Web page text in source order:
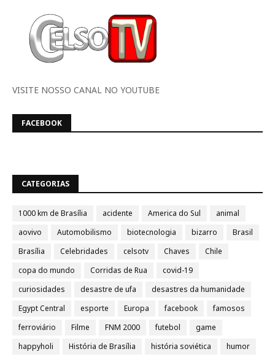
VISITE NOSSO CANAL NO YOUTUBE
FACEBOOK
CATEGORIAS
1000 km de Brasília acidente America do Sul
animal
aovivo
Automobilismo biotecnologia bizarro
Brasil
Brasília
Celebridades celsotv Chaves
Chile
copa do mundo
Corridas de Rua
covid-19
curiosidades
desastre de ufa
desastres da humanidade
Egypt Central
esporte Europa facebook
famosos
ferroviário
Filme FNM 2000 futebol
game
happyholi
História de Brasília história soviética
humor